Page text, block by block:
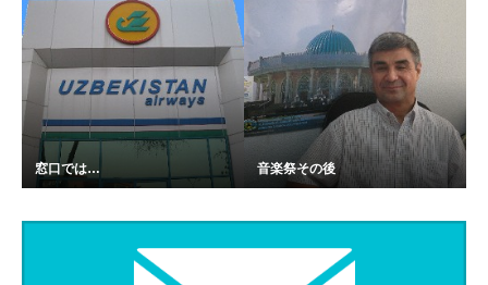
窓口では… 音楽祭その後